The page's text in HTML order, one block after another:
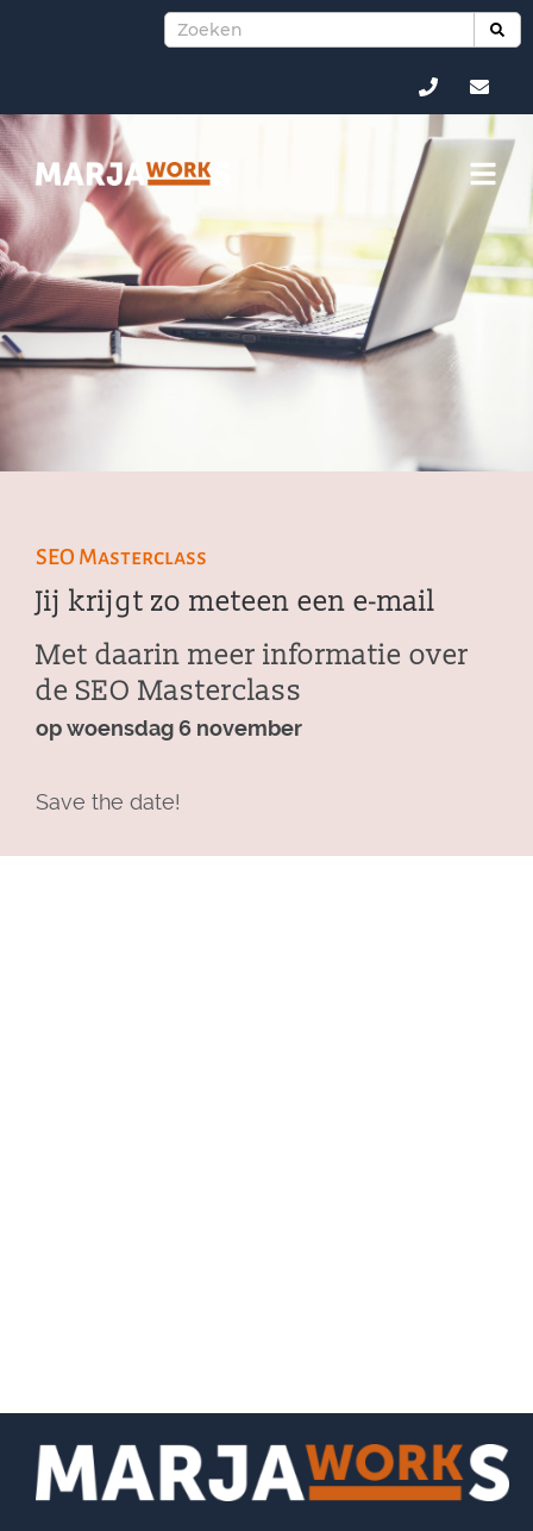
SEO Masterclass
Jij krijgt zo meteen een e-mail
Met daarin meer informatie over
de SEO Masterclass
op woensdag 6 november
Save the date!